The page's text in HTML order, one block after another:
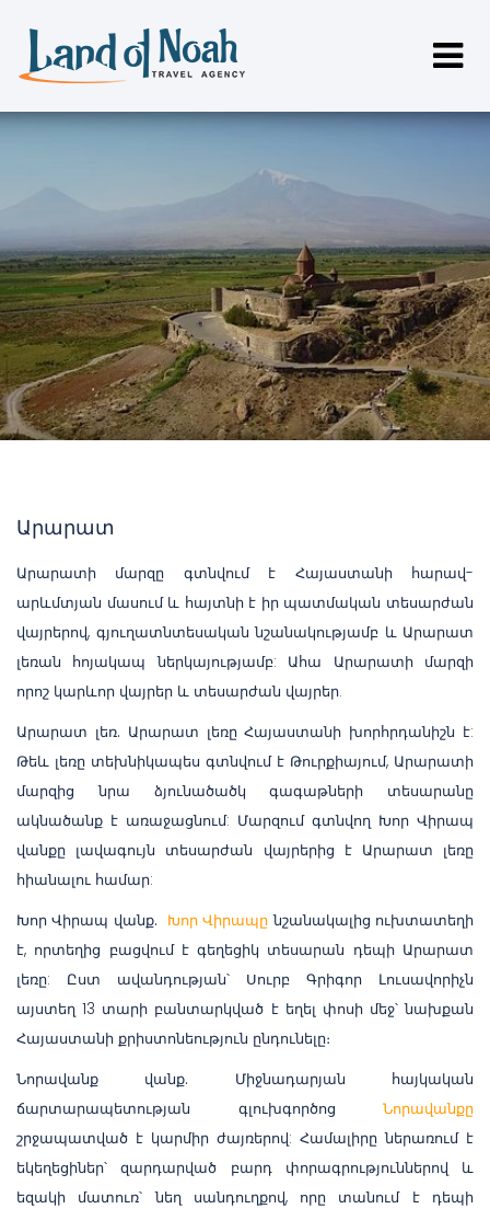
Արարատ
Արարատի մարզը գտնվում է Հայաստանի հարավ-
արևմտյան մասում և հայտնի է իր պատմական տեսարժան
վայրերով, գյուղատնտեսական նշանակությամբ և Արարատ
լեռան հոյակապ ներկայությամբ: Ահա Արարատի մարզի
որոշ կարևոր վայրեր և տեսարժան վայրեր.
Արարատ լեռ. Արարատ լեռը Հայաստանի խորհրդանիշն է:
Թեև լեռը տեխնիկապես գտնվում է Թուրքիայում, Արարատի
մարզից նրա ձյունածածկ գագաթների տեսարանը
ակնածանք է առաջացնում: Մարզում գտնվող Խոր Վիրապ
վանքը լավագույն տեսարժան վայրերից է Արարատ լեռը
հիանալու համար:
Խոր Վիրապ վանք. Խոր Վիրապը նշանակալից ուխտատեղի
է, որտեղից բացվում է գեղեցիկ տեսարան դեպի Արարատ
լեռը: Ըստ ավանդության՝ Սուրբ Գրիգոր Լուսավորիչն
այստեղ 13 տարի բանտարկված է եղել փոսի մեջ՝ նախքան
Հայաստանի քրիստոնեություն ընդունելը։
Նորավանք վանք. Միջնադարյան հայկական
ճարտարապետության գլուխգործոց Նորավանքը
շրջապատված է կարմիր ժայռերով: Համալիրը ներառում է
եկեղեցիներ՝ զարդարված բարդ փորագրություններով և
եզակի մատուռ՝ նեղ սանդուղքով, որը տանում է դեպի